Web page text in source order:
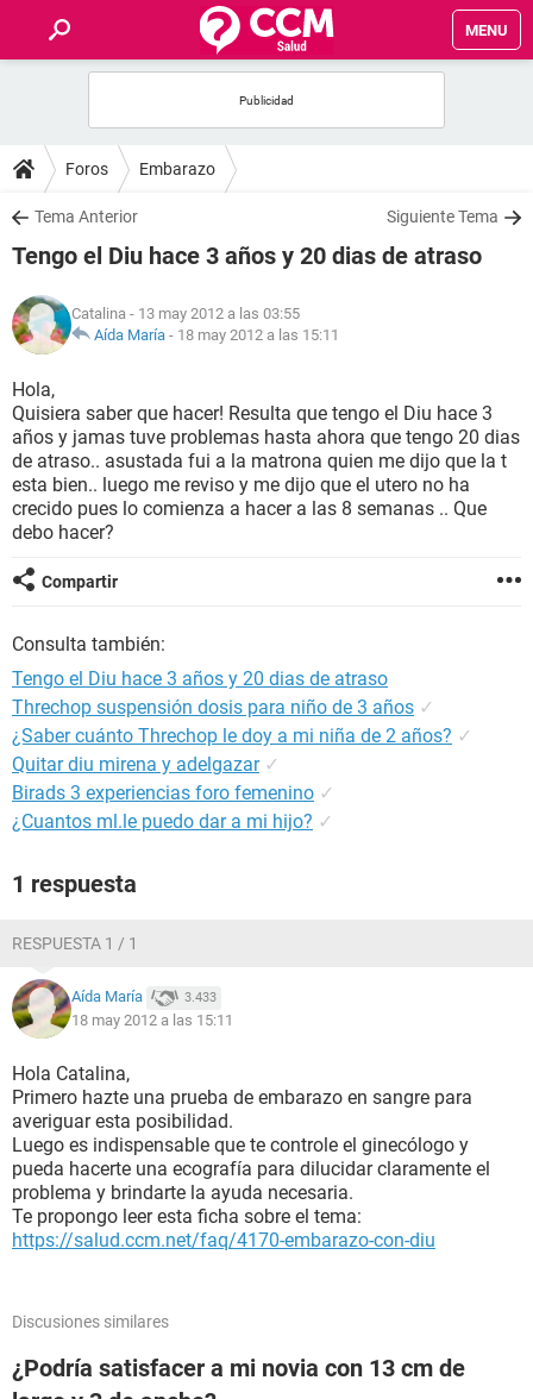
MENU
FOROS
SALUD
FAMILIA
NUTRICIÓN
BIENESTAR
SEXUALIDAD
GLOSARIO
Foros Embarazo
Tema Anterior Siguiente Tema
Tengo el Diu hace 3 años y 20 dias de atraso
Catalina - 13 may 2012 a las 03:55
Aída María - 18 may 2012 a las 15:11
Hola,
Quisiera saber que hacer! Resulta que tengo el Diu hace 3
años y jamas tuve problemas hasta ahora que tengo 20 dias
de atraso.. asustada fui a la matrona quien me dijo que la t
esta bien.. luego me reviso y me dijo que el utero no ha
crecido pues lo comienza a hacer a las 8 semanas .. Que
debo hacer?
Compartir
Consulta también:
Tengo el Diu hace 3 años y 20 dias de atraso
Threchop suspensión dosis para niño de 3 años ✓
¿Saber cuánto Threchop le doy a mi niña de 2 años? ✓
Quitar diu mirena y adelgazar ✓
Birads 3 experiencias foro femenino ✓
¿Cuantos ml.le puedo dar a mi hijo? ✓
1 respuesta
RESPUESTA 1 / 1
Aída María 3.433
18 may 2012 a las 15:11
Hola Catalina,
Primero hazte una prueba de embarazo en sangre para
averiguar esta posibilidad.
Luego es indispensable que te controle el ginecólogo y
pueda hacerte una ecografía para dilucidar claramente el
problema y brindarte la ayuda necesaria.
Te propongo leer esta ficha sobre el tema:
https://salud.ccm.net/faq/4170-embarazo-con-diu
Discusiones similares
¿Podría satisfacer a mi novia con 13 cm de